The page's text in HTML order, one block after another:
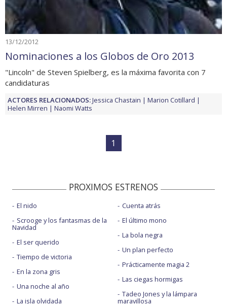
13/12/2012
Nominaciones a los Globos de Oro 2013
"Lincoln" de Steven Spielberg, es la máxima favorita con 7
candidaturas
ACTORES RELACIONADOS:Jessica Chastain
Marion Cotillard
Helen Mirren
Naomi Watts
1
PROXIMOS ESTRENOS
El nido
Scrooge y los fantasmas de la
Navidad
El ser querido
Tiempo de victoria
En la zona gris
Una noche al año
La isla olvidada
Cuenta atrás
El último mono
La bola negra
Un plan perfecto
Prácticamente magia 2
Las ciegas hormigas
Tadeo Jones y la lámpara
maravillosa